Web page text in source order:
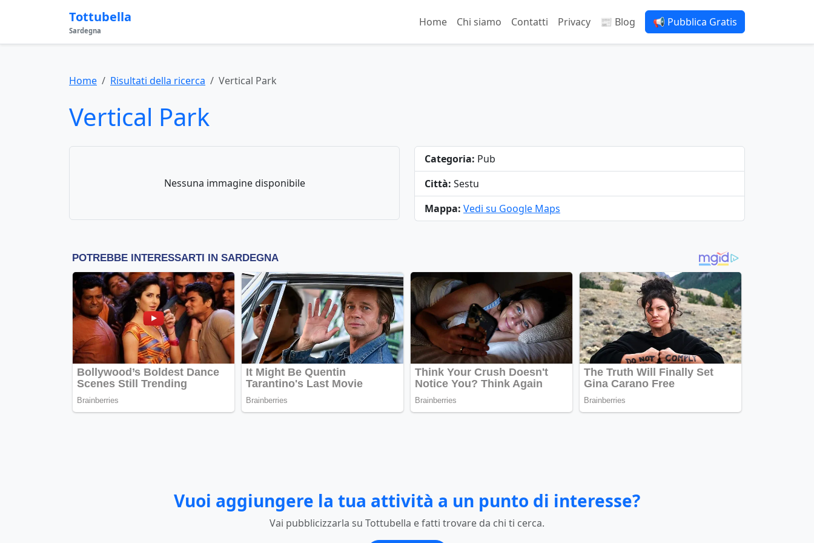
Tottubella
Sardegna
Home Chi siamo Contatti Privacy 📰 Blog 📢 Pubblica Gratis
Home Risultati della ricerca Vertical Park
Vertical Park
Nessuna immagine disponibile
Categoria: Pub
Città: Sestu
Mappa: Vedi su Google Maps
Vuoi aggiungere la tua attività a un punto di interesse?
Vai pubblicizzarla su Tottubella e fatti trovare da chi ti cerca.